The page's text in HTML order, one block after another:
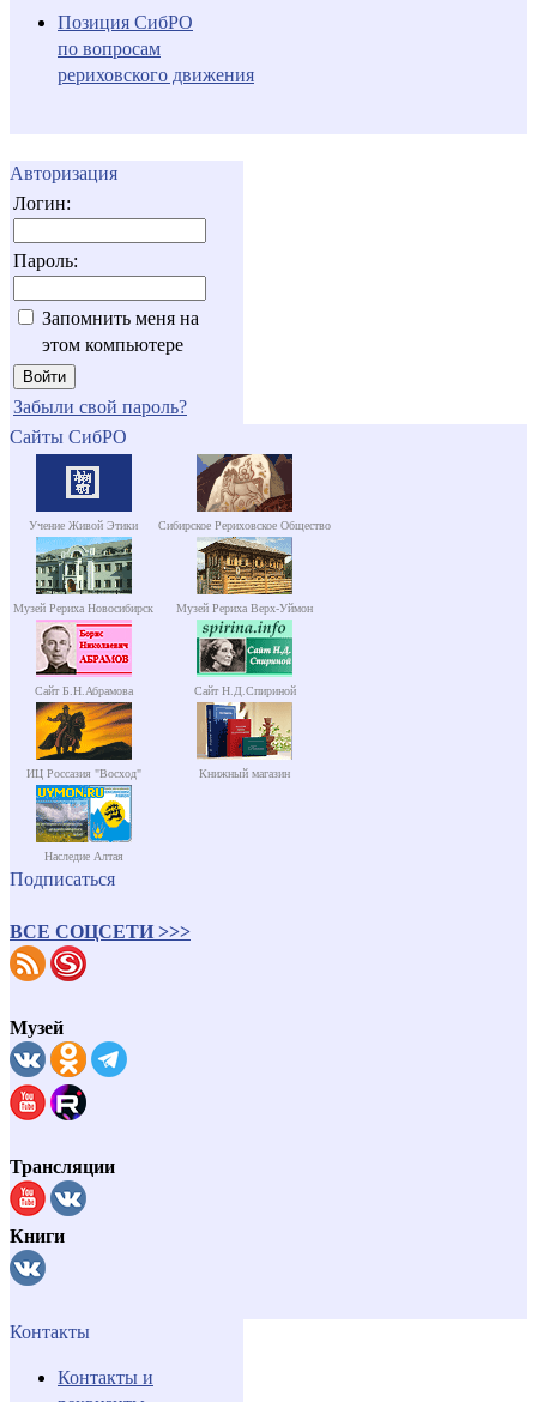
Позиция СибРО
по вопросам
рериховского движения
Авторизация
Логин:
Пароль:
Запомнить меня на
этом компьютере
Забыли свой пароль?
Сайты СибРО
Учение Живой Этики Сибирское Рериховское Общество
Музей Рериха Новосибирск Музей Рериха Верх-Уймон
Сайт Б.Н.Абрамова Сайт Н.Д.Спириной
ИЦ Россазия "Восход" Книжный магазин
Наследие Алтая
Подписаться
ВСЕ СОЦСЕТИ >>>
Музей
Трансляции
Книги
Контакты
Контакты и